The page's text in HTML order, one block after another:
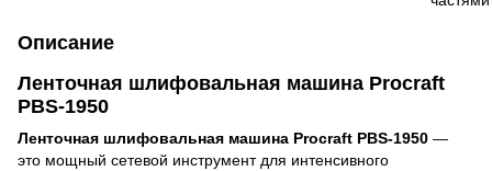
Описание
Ленточная шлифовальная машина Procraft
PBS-1950
Ленточная шлифовальная машина Procraft PBS-1950 —
это мощный сетевой инструмент для интенсивного